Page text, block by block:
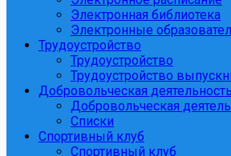
Электронная библиотека
Электронные
Трудоустройство
Трудоустройство
Трудоустройство
Добровольческая деятельность
Добровольческая
Списки
Спортивный клуб
Спортивный клуб